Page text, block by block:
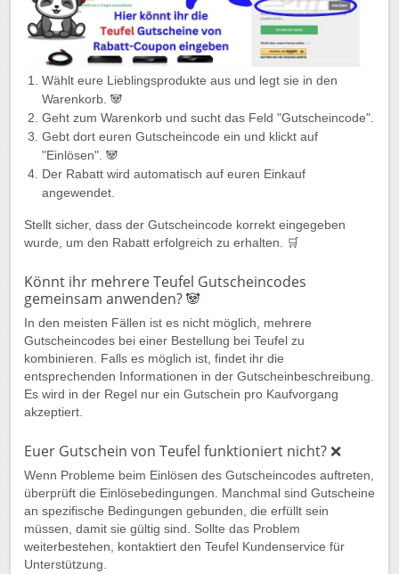
Wählt eure Lieblingsprodukte aus und legt sie in den
Warenkorb. 🐼
Geht zum Warenkorb und sucht das Feld "Gutscheincode".
Gebt dort euren Gutscheincode ein und klickt auf
"Einlösen". 🐼
Der Rabatt wird automatisch auf euren Einkauf
angewendet.
Stellt sicher, dass der Gutscheincode korrekt eingegeben
wurde, um den Rabatt erfolgreich zu erhalten. 🛒
Könnt ihr mehrere Teufel Gutscheincodes
gemeinsam anwenden? 🐼
In den meisten Fällen ist es nicht möglich, mehrere
Gutscheincodes bei einer Bestellung bei Teufel zu
kombinieren. Falls es möglich ist, findet ihr die
entsprechenden Informationen in der Gutscheinbeschreibung.
Es wird in der Regel nur ein Gutschein pro Kaufvorgang
akzeptiert.
Euer Gutschein von Teufel funktioniert nicht? ❌
Wenn Probleme beim Einlösen des Gutscheincodes auftreten,
überprüft die Einlösebedingungen. Manchmal sind Gutscheine
an spezifische Bedingungen gebunden, die erfüllt sein
müssen, damit sie gültig sind. Sollte das Problem
weiterbestehen, kontaktiert den Teufel Kundenservice für
Unterstützung.